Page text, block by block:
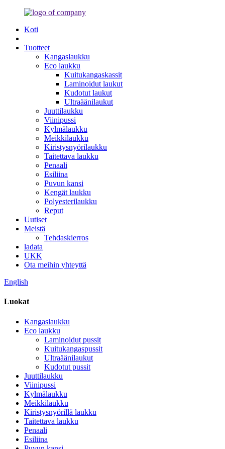
Koti
Tuotteet
Kangaslaukku
Eco laukku
Kuitukangaskassit
Laminoidut laukut
Kudotut laukut
Ultraäänilaukut
Juuttilaukku
Viinipussi
Kylmälaukku
Meikkilaukku
Kiristysnyörilaukku
Taitettava laukku
Penaali
Esiliina
Puvun kansi
Kengät laukku
Polyesterilaukku
Reput
Uutiset
Meistä
Tehdaskierros
ladata
UKK
Ota meihin yhteyttä
English
Luokat
Kangaslaukku
Eco laukku
Laminoidut pussit
Kuitukangaspussit
Ultraäänilaukut
Kudotut pussit
Juuttilaukku
Viinipussi
Kylmälaukku
Meikkilaukku
Kiristysnyörillä laukku
Taitettava laukku
Penaali
Esiliina